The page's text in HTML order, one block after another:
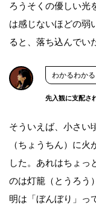
ろうそくの優しい光
は感じないほどの弱
ると、落ち込んでい
わかるわか
先入観に支配さ
そういえば、小さい
（ちょうちん）に
した。あれはちょっ
のは灯籠（とうろ
明は「ぼんぼり」っ